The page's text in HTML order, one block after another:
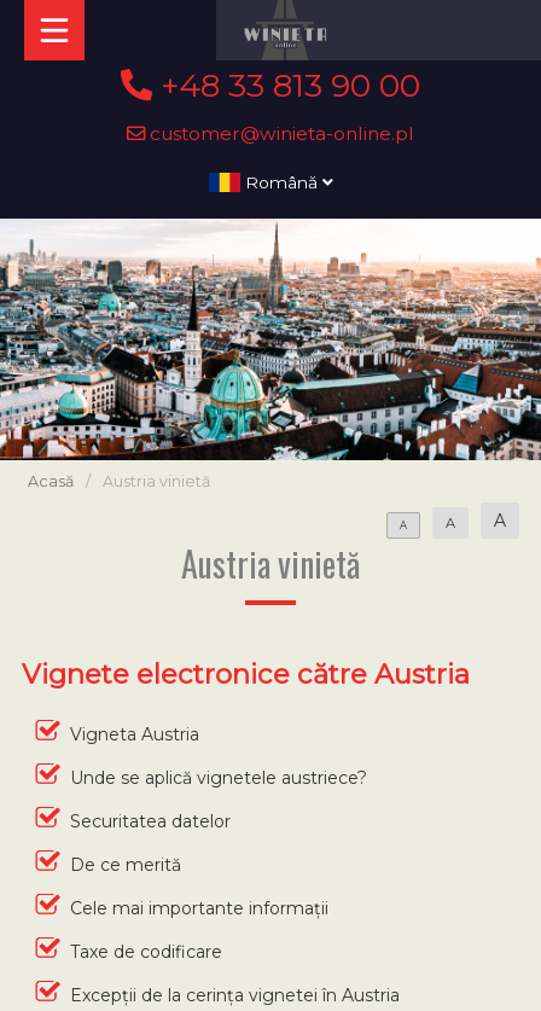
+48 33 813 90 00
customer@winieta-online.pl
Română
Acasă / Austria vinietă
A A A
Austria vinietă
Vignete electronice către Austria
Vigneta Austria
Unde se aplică vignetele austriece?
Securitatea datelor
De ce merită
Cele mai importante informații
Taxe de codificare
Excepții de la cerința vignetei în Austria